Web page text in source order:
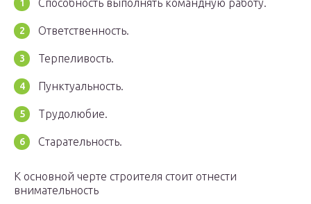
Способность выполнять командную работу.
Ответственность.
Терпеливость.
Пунктуальность.
Трудолюбие.
Старательность.
К основной черте строителя стоит отнести
внимательность